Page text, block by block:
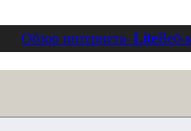
Обзор интернета- LiteВеб-